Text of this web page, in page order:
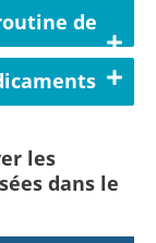
de
les
dans le